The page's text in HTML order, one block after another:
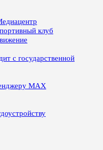
клуб
с государственной
MAX